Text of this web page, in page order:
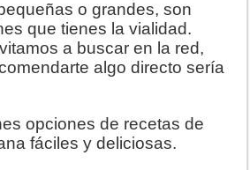
o grandes, son
que tienes la vialidad.
a buscar en la red,
algo directo sería
opciones de recetas de
fáciles y deliciosas.